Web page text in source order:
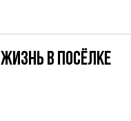
в посёлке